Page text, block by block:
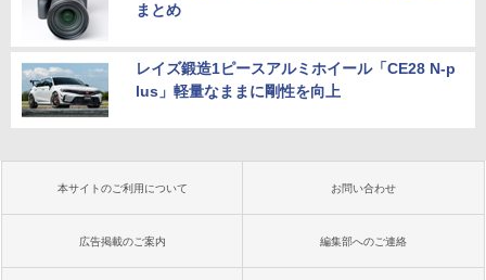
まとめ
レイズ鍛造1ピースアルミホイール「CE28 N-p
lus」軽量なままに剛性を向上
本サイトのご利用について お問い合わせ
広告掲載のご案内 編集部へのご連絡